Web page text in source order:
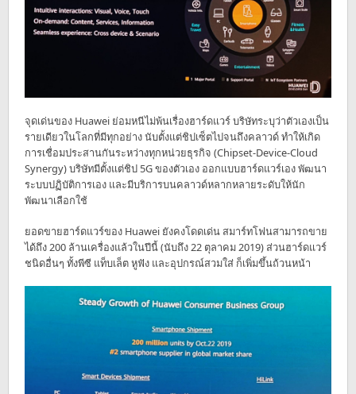
จุดเด่นของ Huawei ย่อมหนีไม่พ้นเรื่องฮาร์ดแวร์ บริษัทระบุว่าตัวเองเป็น
รายเดียวในโลกที่มีทุกอย่าง นับตั้งแต่ชิปเซ็ตไปจนถึงคลาวด์ ทำให้เกิด
การเชื่อมประสานกันระหว่างทุกหน่วยธุรกิจ (Chipset-Device-Cloud
Synergy) บริษัทมีตั้งแต่ชิป 5G ของตัวเอง ออกแบบฮาร์ดแวร์เอง พัฒนา
ระบบปฏิบัติการเอง และมีบริการบนคลาวด์หลากหลายระดับให้นัก
พัฒนาเลือกใช้
ยอดขายฮาร์ดแวร์ของ Huawei ยังคงโดดเด่น สมาร์ทโฟนสามารถขาย
ได้ถึง 200 ล้านเครื่องแล้วในปีนี้ (นับถึง 22 ตุลาคม 2019) ส่วนฮาร์ดแวร์
ชนิดอื่นๆ ทั้งพีซี แท็บเล็ต หูฟัง และอุปกรณ์สวมใส่ ก็เพิ่มขึ้นถ้วนหน้า